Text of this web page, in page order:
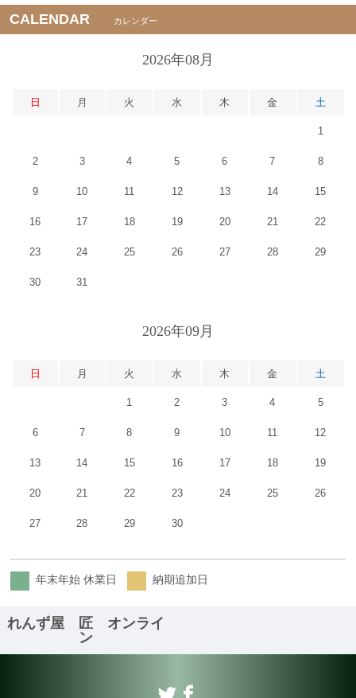
CALENDAR カレンダー
2026年08月
日 月 火 水 木 金 土
1
2 3 4 5 6 7 8
9 10 11 12 13 14 15
16 17 18 19 20 21 22
23 24 25 26 27 28 29
30 31
2026年09月
日 月 火 水 木 金 土
1 2 3 4 5
6 7 8 9 10 11 12
13 14 15 16 17 18 19
20 21 22 23 24 25 26
27 28 29 30
年末年始 休業日 納期追加日
れんず屋 匠 オンライ
ン